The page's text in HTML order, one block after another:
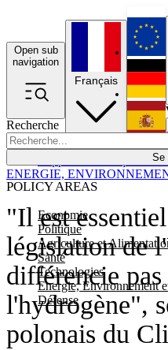
Open sub
navigation
Recherche
Se
POLICY AREAS
Economie
Politique
Agriculture et
Santé
Technologies
Energie, Environnement
Défense
Français
"Il est
législation de
différencie
l'hydrogène",
polonais du
ENERGIE,